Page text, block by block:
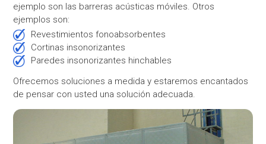
ejemplo son las barreras acústicas móviles. Otros
ejemplos son:
Revestimientos fonoabsorbentes
Cortinas insonorizantes
Paredes insonorizantes hinchables
Ofrecemos soluciones a medida y estaremos encantados
de pensar con usted una solución adecuada.